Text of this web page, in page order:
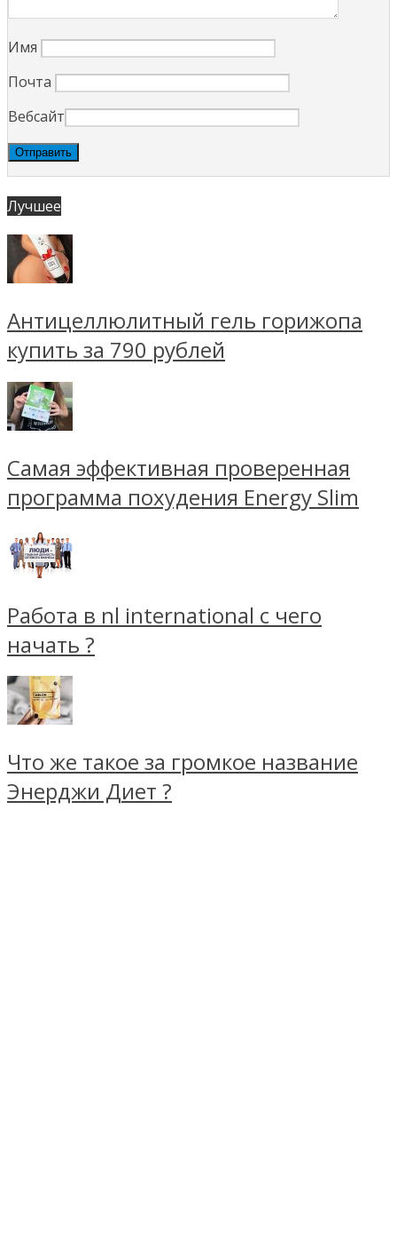
Имя
Почта
Вебсайт
Лучшее
Антицеллюлитный гель горижопа
купить за 790 рублей
Самая эффективная проверенная
программа похудения Energy Slim
Работа в nl international с чего
начать ?
Что же такое за громкое название
Энерджи Диет ?